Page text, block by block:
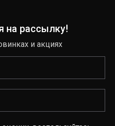
на рассылку!
и акциях